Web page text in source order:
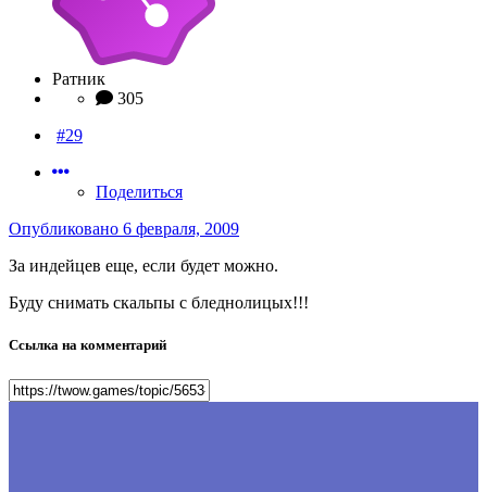
Ратник
305
#29
Поделиться
Опубликовано 6 февраля, 2009
За индейцев еще, если будет можно.
Буду снимать скальпы с бледнолицых!!!
Ссылка на комментарий